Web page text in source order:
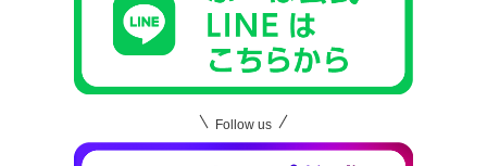
Follow us